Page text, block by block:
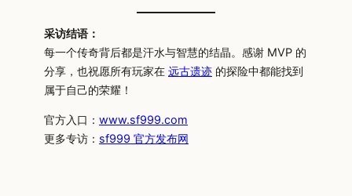
采访结语：
每一个传奇背后都是汗水与智慧的结晶。感谢 MVP 的
分享，也祝愿所有玩家在 远古遗迹 的探险中都能找到
属于自己的荣耀！
官方入口： www.sf999.com
更多专访： sf999 官方发布网